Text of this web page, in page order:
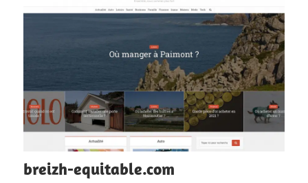
breizh-equitable.com